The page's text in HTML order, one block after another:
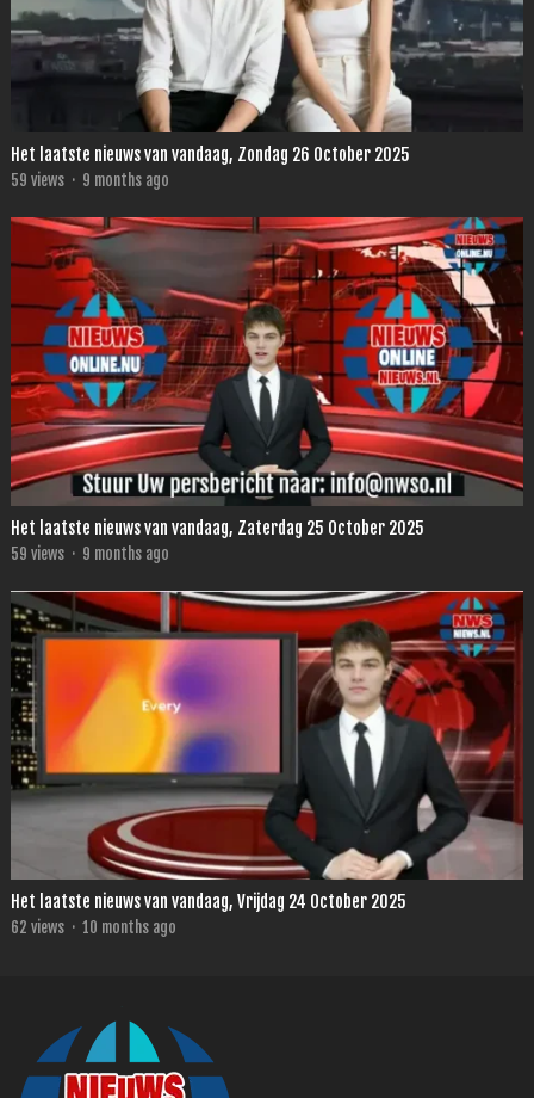
Het laatste nieuws van vandaag, Zondag 26 October 2025
59 views · 9 months ago
Het laatste nieuws van vandaag, Zaterdag 25 October 2025
59 views · 9 months ago
Het laatste nieuws van vandaag, Vrijdag 24 October 2025
62 views · 10 months ago